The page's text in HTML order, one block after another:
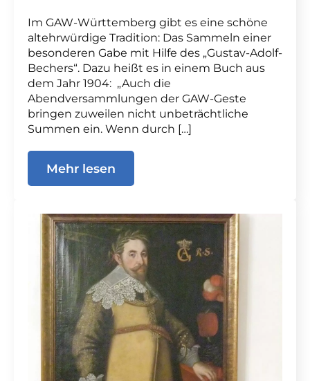
Im GAW-Württemberg gibt es eine schöne
altehrwürdige Tradition: Das Sammeln einer
besonderen Gabe mit Hilfe des „Gustav-Adolf-
Bechers“. Dazu heißt es in einem Buch aus
dem Jahr 1904: „Auch die
Abendversammlungen der GAW-Geste
bringen zuweilen nicht unbeträchtliche
Summen ein. Wenn durch […]
Mehr lesen